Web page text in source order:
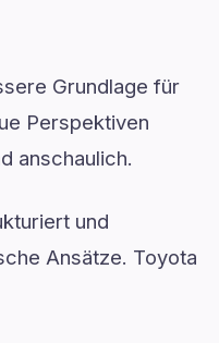
Grundlage für
Perspektiven
anschaulich.
und
Ansätze. Toyota